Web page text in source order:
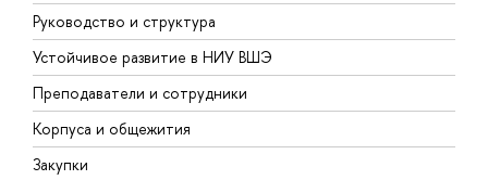
Руководство и структура
Устойчивое развитие в НИУ ВШЭ
Преподаватели и сотрудники
Корпуса и общежития
Закупки